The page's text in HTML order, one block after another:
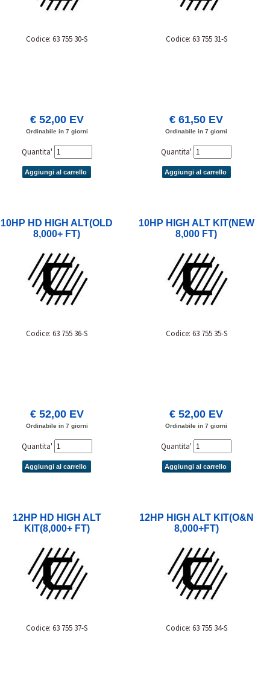
Codice: 63 755 30-S
€ 52,00 EV
Ordinabile in 7 giorni
Quantita'
Aggiungi al carrello
Codice: 63 755 31-S
€ 61,50 EV
Ordinabile in 7 giorni
Quantita'
Aggiungi al carrello
10HP HD HIGH ALT(OLD
8,000+ FT)
Codice: 63 755 36-S
€ 52,00 EV
Ordinabile in 7 giorni
Quantita'
Aggiungi al carrello
10HP HIGH ALT KIT(NEW
8,000 FT)
Codice: 63 755 35-S
€ 52,00 EV
Ordinabile in 7 giorni
Quantita'
Aggiungi al carrello
12HP HD HIGH ALT
KIT(8,000+ FT)
Codice: 63 755 37-S
12HP HIGH ALT KIT(O&N
8,000+FT)
Codice: 63 755 34-S